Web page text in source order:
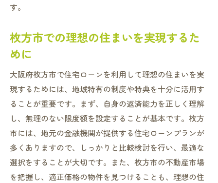
自分に最適なローン商品の見極め方
契約前に確認すべき重要事項
賢いローン契約のための準備
住宅ローン選びで失敗しないために
す。
枚方市での理想の住まいを実現するた
めに
大阪府枚方市で住宅ローンを利用して理想の住まいを実
現するためには、地域特有の制度や特典を十分に活用す
ることが重要です。まず、自身の返済能力を正しく理解
し、無理のない限度額を設定することが基本です。枚方
市には、地元の金融機関が提供する住宅ローンプランが
多くありますので、しっかりと比較検討を行い、最適な
選択をすることが大切です。また、枚方市の不動産市場
を把握し、適正価格の物件を見つけることも、理想の住